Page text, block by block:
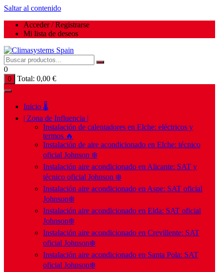
Saltar al contenido
Acceder / Registrarse
Mi lista de deseos
0
0 Total: 0,00 €
Inicio 🌡️
| Zona de Influencia |
Instalación de calentadores en Elche: eléctricos y
termos 🔥
Instalación de aire acondicionado en Elche: técnico
oficial Johnson ❄️
Instalación aire acondicionado en Alicante: SAT y
técnico oficial Johnson ❄️
Instalación aire acondicionado en Aspe: SAT oficial
Johnson❄️
Instalación aire acondicionado en Elda: SAT oficial
Johnson❄️
Instalación aire acondicionado en Crevillente: SAT
oficial Johnson❄️
Instalación aire acondicionado en Santa Pola: SAT
oficial Johnson❄️